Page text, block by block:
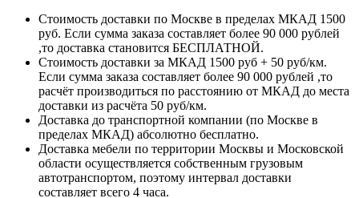
Стоимость доставки по Москве в пределах МКАД 1500
руб. Если сумма заказа составляет более 90 000 рублей
,то доставка становится БЕСПЛАТНОЙ.
Стоимость доставки за МКАД 1500 руб + 50 руб/км.
Если сумма заказа составляет более 90 000 рублей ,то
расчёт производиться по расстоянию от МКАД до места
доставки из расчёта 50 руб/км.
Доставка до транспортной компании (по Москве в
пределах МКАД) абсолютно бесплатно.
Доставка мебели по территории Москвы и Московской
области осуществляется собственным грузовым
автотранспортом, поэтому интервал доставки
составляет всего 4 часа.